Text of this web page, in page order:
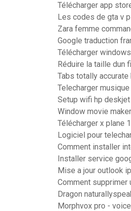
Télécharger app
Les codes de gta v
Zara femme
Google traduction
Télécharger
Réduire la taille dun
Tabs totally
Telecharger
Setup wifi hp
Window movie
Télécharger x plane
Logiciel pour
Comment installer
Installer service
Mise a jour outlook
Comment
Dragon
Morphvox pro -